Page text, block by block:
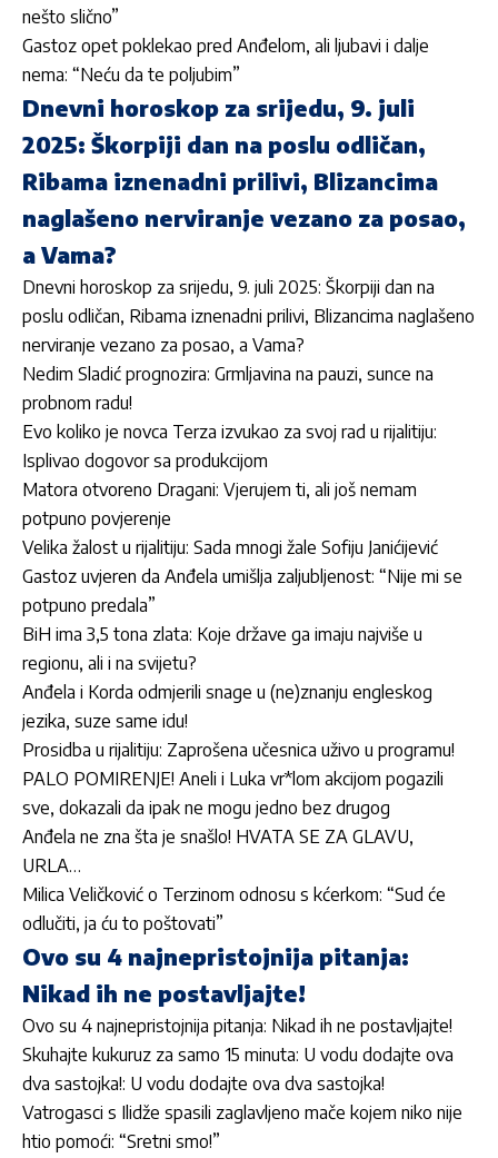
nešto slično”
Gastoz opet poklekao pred Anđelom, ali ljubavi i dalje
nema: “Neću da te poljubim”
Dnevni horoskop za srijedu, 9. juli
2025: Škorpiji dan na poslu odličan,
Ribama iznenadni prilivi, Blizancima
naglašeno nerviranje vezano za posao,
a Vama?
Dnevni horoskop za srijedu, 9. juli 2025: Škorpiji dan na
poslu odličan, Ribama iznenadni prilivi, Blizancima naglašeno
nerviranje vezano za posao, a Vama?
Nedim Sladić prognozira: Grmljavina na pauzi, sunce na
probnom radu!
Evo koliko je novca Terza izvukao za svoj rad u rijalitiju:
Isplivao dogovor sa produkcijom
Matora otvoreno Dragani: Vjerujem ti, ali još nemam
potpuno povjerenje
Velika žalost u rijalitiju: Sada mnogi žale Sofiju Janićijević
Gastoz uvjeren da Anđela umišlja zaljubljenost: “Nije mi se
potpuno predala”
BiH ima 3,5 tona zlata: Koje države ga imaju najviše u
regionu, ali i na svijetu?
Anđela i Korda odmjerili snage u (ne)znanju engleskog
jezika, suze same idu!
Prosidba u rijalitiju: Zaprošena učesnica uživo u programu!
PALO POMIRENJE! Aneli i Luka vr*lom akcijom pogazili
sve, dokazali da ipak ne mogu jedno bez drugog
Anđela ne zna šta je snašlo! HVATA SE ZA GLAVU,
URLA…
Milica Veličković o Terzinom odnosu s kćerkom: “Sud će
odlučiti, ja ću to poštovati”
Ovo su 4 najnepristojnija pitanja:
Nikad ih ne postavljajte!
Ovo su 4 najnepristojnija pitanja: Nikad ih ne postavljajte!
Skuhajte kukuruz za samo 15 minuta: U vodu dodajte ova
dva sastojka!: U vodu dodajte ova dva sastojka!
Vatrogasci s Ilidže spasili zaglavljeno mače kojem niko nije
htio pomoći: “Sretni smo!”